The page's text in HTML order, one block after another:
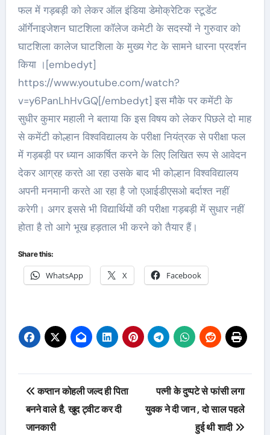
फल में गड़बड़ी को लेकर ऑल इंडिया डेमोक्रेटिक स्टूडेंट
ऑर्गेनाइजेशन घाटशिला कॉलेज कमेटी के सदस्यों ने गुरुवार को
घाटशिला कालेज घाटशिला के मुख्य गेट के सामने धारना प्रदर्शन
किया ।[embedyt]
https://www.youtube.com/watch?
v=y6PanLhHvGQ[/embedyt] इस मौके पर कमेंटी के
सुधीर कुमार महाली ने बताया कि इस विषय को लेकर पिछले दो माह
से कमेंटी कोल्हान विश्वविद्यालय के परीक्षा नियंत्रक से परीक्षा फल
में गड़बड़ी पर ध्यान आकर्षित करने के लिए लिखित रूप से आवेदन
देकर आग्रह करते आ रहा उसके बाद भी कोल्हान विश्वविद्यालय
अपनी मनमानी करते आ रहा है जो एआईडीएसओ बर्दाश्त नहीं
करेगी। अगर इससे भी विद्यार्थियों की परीक्षा गड़बड़ी में सुधार नहीं
होता है तो आगे भूख हड़ताल भी करने को तैयार हैं।
Share this:
WhatsApp X Facebook
Post
navigation
कप्तान कोहली जल्द ही पिता
बनने वाले है, खुद ट्वीट कर दी
जानकारी
पत्नी के दुप्पटे से फांसी लगा
युवक ने दी जान , दो साल पहले
हुई थी शादी